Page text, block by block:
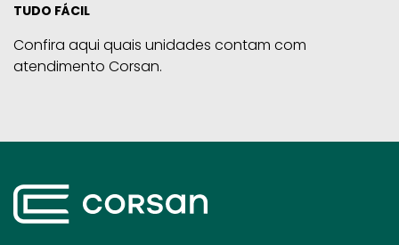
TUDO FÁCIL
Confira aqui quais unidades contam com
atendimento Corsan.